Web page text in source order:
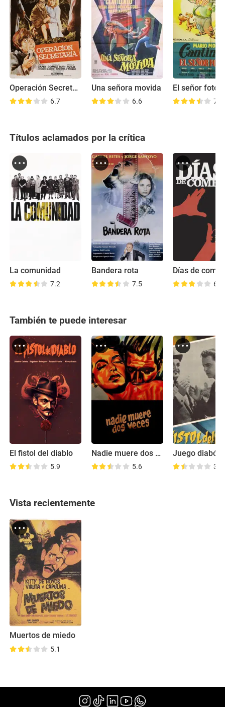
Operación Secretaria
6.7
Una señora movida
6.6
El señor
7.3
Títulos aclamados por la crítica
La comunidad
7.2
Bandera rota
7.5
Días de
6.7
También te puede interesar
El fistol del diablo
5.9
Nadie muere dos veces
5.6
Juego
3.2
Vista recientemente
Muertos de miedo
5.1
(1958)